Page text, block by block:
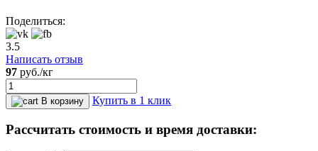
Поделиться:
3.5
Написать отзыв
97 руб./кг
В корзину Купить в 1 клик
Рассчитать стоимость и время доставки: